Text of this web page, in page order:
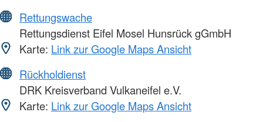
Rettungswache
Rettungsdienst Eifel Mosel Hunsrück gGmbH
Karte: Link zur Google Maps Ansicht
Rückholdienst
DRK Kreisverband Vulkaneifel e.V.
Karte: Link zur Google Maps Ansicht